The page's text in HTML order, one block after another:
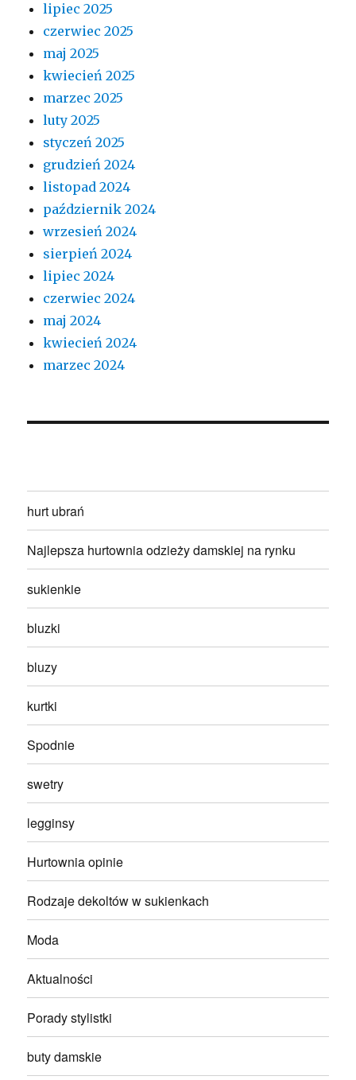
lipiec 2025
czerwiec 2025
maj 2025
kwiecień 2025
marzec 2025
luty 2025
styczeń 2025
grudzień 2024
listopad 2024
październik 2024
wrzesień 2024
sierpień 2024
lipiec 2024
czerwiec 2024
maj 2024
kwiecień 2024
marzec 2024
hurt ubrań
Najlepsza hurtownia odzieży damskiej na rynku
sukienkie
bluzki
bluzy
kurtki
Spodnie
swetry
legginsy
Hurtownia opinie
Rodzaje dekoltów w sukienkach
Moda
Aktualności
Porady stylistki
buty damskie